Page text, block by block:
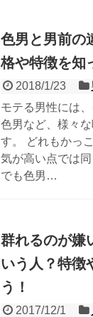
色男と男前の
格や特徴を知
2018/1/23
モテる男性には、
色男など、様々
す。 どれもかっ
気が高い点では
でも色男…
群れるのが嫌
いう人？特徴
う！
2017/12/1